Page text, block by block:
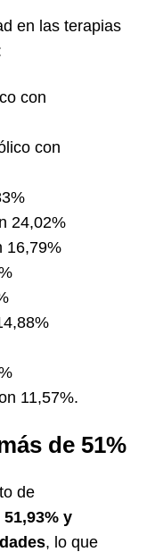
en las terapias
con
con
24,02%
16,79%
11,57%.
de 51%
de
y
, lo que